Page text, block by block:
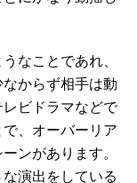
なことであれ、
からず相手は動
ビドラマなどで
、オーバーリア
ンがあります。
演出をしている